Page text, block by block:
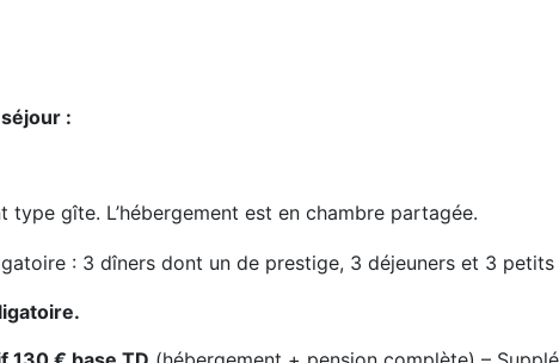
:
type gîte. L’hébergement est en chambre partagée.
: 3 dîners dont un de prestige, 3 déjeuners et 3 petits